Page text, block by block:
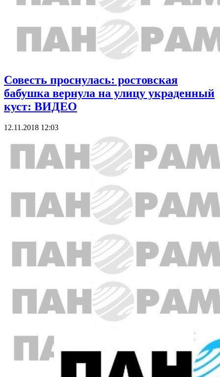
Совесть проснулась: ростовская
бабушка вернула на улицу украденный
куст: ВИДЕО
12.11.2018 12:03